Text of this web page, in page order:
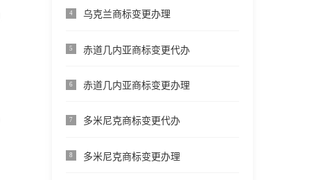
4 乌克兰商标变更办理
5 赤道几内亚商标变更代办
6 赤道几内亚商标变更办理
7 多米尼克商标变更代办
8 多米尼克商标变更办理